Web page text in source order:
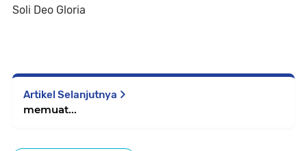
Soli Deo Gloria
Artikel Selanjutnya
memuat...